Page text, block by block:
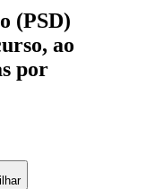
(PSD)
ao
por